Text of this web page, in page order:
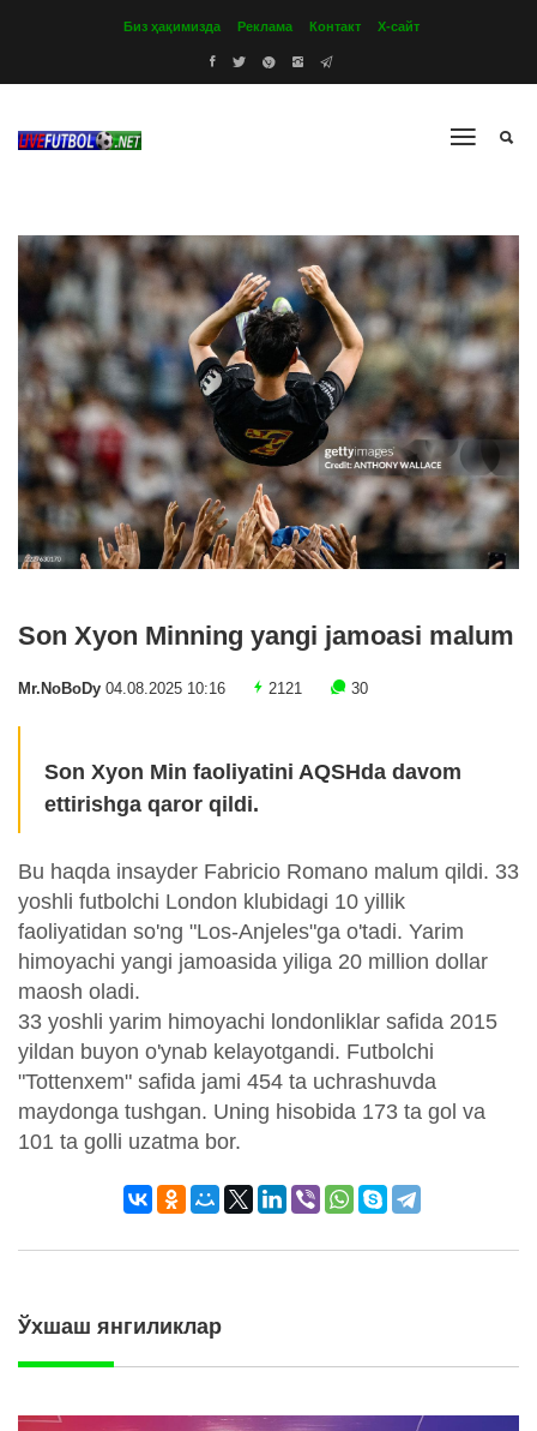
Биз ҳақимизда Реклама Контакт Х-сайт
Son Xyon Minning yangi jamoasi malum
Mr.NoBoDy 04.08.2025 10:16 2121 30
Son Xyon Min faoliyatini AQSHda davom
ettirishga qaror qildi.
Bu haqda insayder Fabricio Romano malum qildi. 33
yoshli futbolchi London klubidagi 10 yillik
faoliyatidan so'ng "Los-Anjeles"ga o'tadi. Yarim
himoyachi yangi jamoasida yiliga 20 million dollar
maosh oladi.
33 yoshli yarim himoyachi londonliklar safida 2015
yildan buyon o'ynab kelayotgandi. Futbolchi
"Tottenxem" safida jami 454 ta uchrashuvda
maydonga tushgan. Uning hisobida 173 ta gol va
101 ta golli uzatma bor.
Ўхшаш янгиликлар